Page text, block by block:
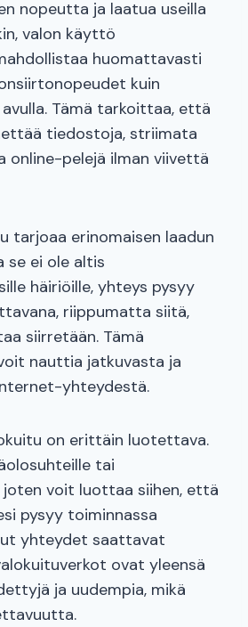
nopeutta ja laatua useilla
valon käyttö
huomattavasti
kuin
Tämä tarkoittaa, että
tiedostoja, striimata
online-pelejä ilman viivettä
tarjoaa erinomaisen laadun
se ei ole altis
häiriöille, yhteys pysyy
riippumatta siitä,
siirretään. Tämä
nauttia jatkuvasta ja
yhteydestä.
on erittäin luotettava.
tai
joten voit luottaa siihen, että
pysyy toiminnassa
yhteydet saattavat
ovat yleensä
ja uudempia, mikä